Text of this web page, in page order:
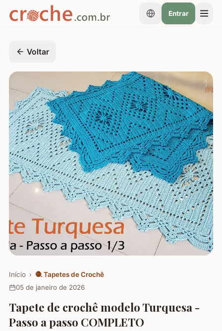
Entrar
Voltar
Início › 🧶 Tapetes de Crochê
05 de janeiro de 2026
Tapete de crochê modelo Turquesa -
Passo a passo COMPLETO